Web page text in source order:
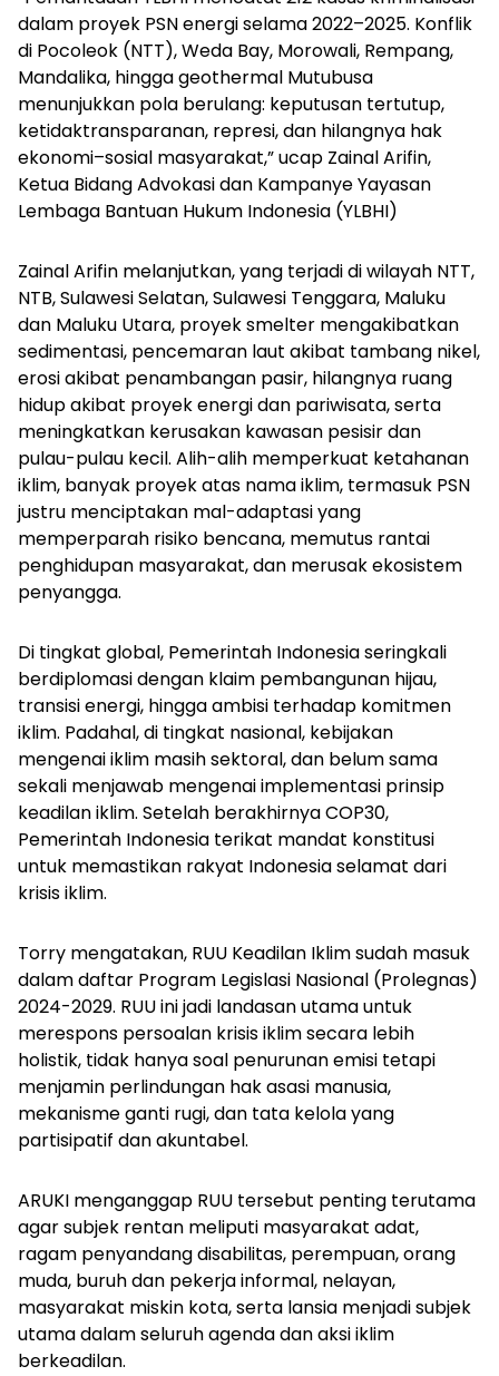
dalam proyek PSN energi selama 2022–2025. Konflik
di Pocoleok (NTT), Weda Bay, Morowali, Rempang,
Mandalika, hingga geothermal Mutubusa
menunjukkan pola berulang: keputusan tertutup,
ketidaktransparanan, represi, dan hilangnya hak
ekonomi–sosial masyarakat,” ucap Zainal Arifin,
Ketua Bidang Advokasi dan Kampanye Yayasan
Lembaga Bantuan Hukum Indonesia (YLBHI)
Zainal Arifin melanjutkan, yang terjadi di wilayah NTT,
NTB, Sulawesi Selatan, Sulawesi Tenggara, Maluku
dan Maluku Utara, proyeksmelter mengakibatkan
sedimentasi, pencemaran laut akibat tambang nikel,
erosi akibat penambangan pasir, hilangnya ruang
hidup akibat proyek energi dan pariwisata, serta
meningkatkan kerusakan kawasan pesisir dan
pulau-pulau kecil. Alih-alih memperkuat ketahanan
iklim, banyak proyek atas nama iklim, termasuk PSN
justru menciptakan mal-adaptasi yang
memperparah risiko bencana, memutus rantai
penghidupan masyarakat, dan merusak ekosistem
penyangga.
Di tingkat global, Pemerintah Indonesia seringkali
berdiplomasi dengan klaim pembangunan hijau,
transisi energi, hingga ambisi terhadap komitmen
iklim. Padahal, di tingkat nasional, kebijakan
mengenai iklim masih sektoral, dan belum sama
sekali menjawab mengenai implementasi prinsip
keadilan iklim. Setelah berakhirnya COP30,
Pemerintah Indonesia terikat mandat konstitusi
untuk memastikan rakyat Indonesia selamat dari
krisis iklim.
Torry mengatakan, RUU Keadilan Iklim sudah masuk
dalam daftar Program Legislasi Nasional (Prolegnas)
2024-2029. RUU ini jadi landasan utama untuk
merespons persoalan krisis iklim secara lebih
holistik, tidak hanya soal penurunan emisi tetapi
menjamin perlindungan hak asasi manusia,
mekanisme ganti rugi, dan tata kelola yang
partisipatif dan akuntabel.
ARUKI menganggap RUU tersebut penting terutama
agar subjek rentan meliputi masyarakat adat,
ragam penyandang disabilitas, perempuan, orang
muda, buruh dan pekerja informal, nelayan,
masyarakat miskin kota, serta lansia menjadi subjek
utama dalam seluruh agenda dan aksi iklim
berkeadilan.